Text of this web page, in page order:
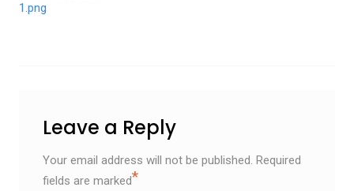
1.png
Leave a Reply
Your email address will not be published. Required
fields are marked*